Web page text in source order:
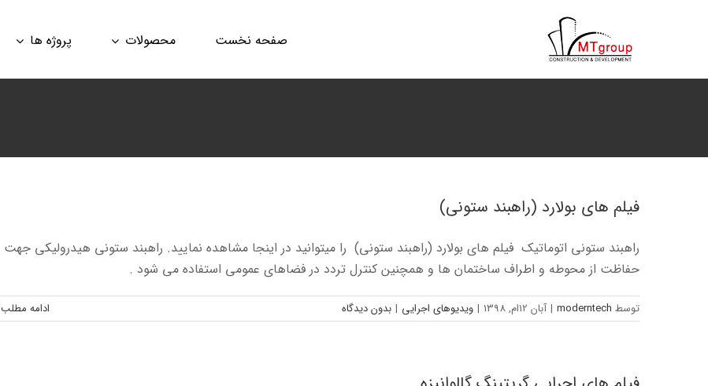
صفحه نخست محصولات پروژه ها
فیلم های بولارد (راهبند ستونی)
راهبند ستونی اتوماتیک فیلم های بولارد (راهبند ستونی) را میتوانید در اینجا مشاهده نمایید. راهبند ستونی هیدرولیکی جهت
حفاظت از محوطه و اطراف ساختمان ها و همچنین کنترل تردد در فضاهای عمومی استفاده می شود .
توسط moderntech
| آبان 12ام, 1398 | ویدیوهای اجرایی | بدون دیدگاه ادامه مطلب